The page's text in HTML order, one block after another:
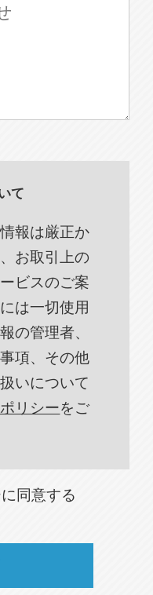
て
報は厳正か
お取引上の
ビスのご案
は一切使用
の管理者、
項、その他
いについて
リシーをご
同意する